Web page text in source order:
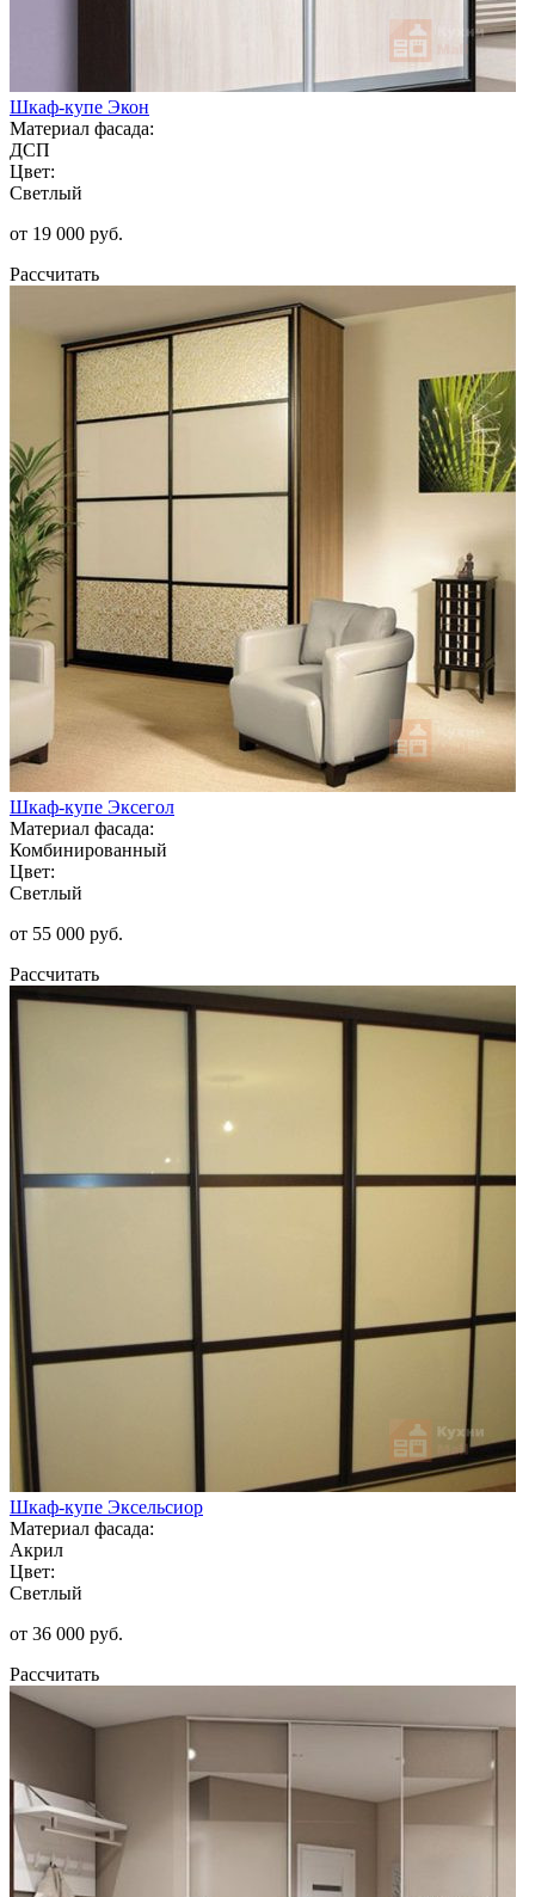
Шкаф-купе Экон
Материал фасада:
ДСП
Цвет:
Светлый
от 19 000 руб.
Рассчитать
Шкаф-купе Эксегол
Материал фасада:
Комбинированный
Цвет:
Светлый
от 55 000 руб.
Рассчитать
Шкаф-купе Эксельсиор
Материал фасада:
Акрил
Цвет:
Светлый
от 36 000 руб.
Рассчитать